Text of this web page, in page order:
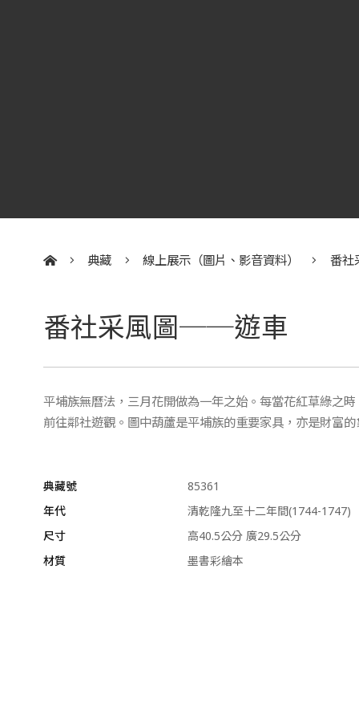
典藏 線上展示（圖片、影音資料） 番
番社采風圖──遊車
平埔族無曆法，三月花開做為一年之始。每當花紅草綠之
前往鄰社遊觀。圖中葫蘆是平埔族的重要家具，亦是財富
典藏號
85361
年代
清乾隆九至十二年間(1744-1747)
尺寸
高40.5公分 廣29.5公分
材質
墨書彩繪本